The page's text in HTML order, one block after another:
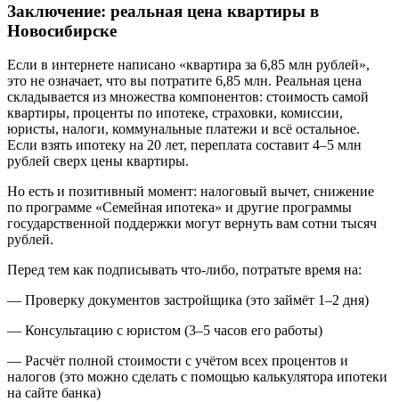
Заключение: реальная цена квартиры в
Новосибирске
Если в интернете написано «квартира за 6,85 млн рублей»,
это не означает, что вы потратите 6,85 млн. Реальная цена
складывается из множества компонентов: стоимость самой
квартиры, проценты по ипотеке, страховки, комиссии,
юристы, налоги, коммунальные платежи и всё остальное.
Если взять ипотеку на 20 лет, переплата составит 4–5 млн
рублей сверх цены квартиры.
Но есть и позитивный момент: налоговый вычет, снижение
по программе «Семейная ипотека» и другие программы
государственной поддержки могут вернуть вам сотни тысяч
рублей.
Перед тем как подписывать что-либо, потратьте время на:
— Проверку документов застройщика (это займёт 1–2 дня)
— Консультацию с юристом (3–5 часов его работы)
— Расчёт полной стоимости с учётом всех процентов и
налогов (это можно сделать с помощью калькулятора ипотеки
на сайте банка)